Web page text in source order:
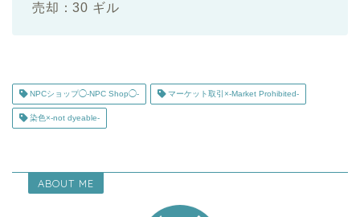
売却：30 ギル
NPCショップ◯-NPC Shop◯- マーケット取引×-Market Prohibited-
染色×-not dyeable-
ABOUT ME